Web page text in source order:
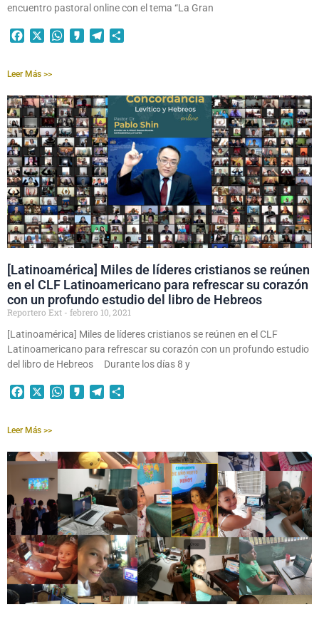
encuentro pastoral online con el tema “La Gran
FacebookWhatsApp
KakaoTelegram
Leer Más >>
[Latinoamérica] Miles de líderes cristianos se reúnen
en el CLF Latinoamericano para refrescar su corazón
con un profundo estudio del libro de Hebreos
Reportero Ext
febrero 10, 2021
[Latinoamérica] Miles de líderes cristianos se reúnen en el CLF
Latinoamericano para refrescar su corazón con un profundo estudio
del libro de Hebreos Durante los días 8 y
FacebookWhatsApp
KakaoTelegram
Leer Más >>